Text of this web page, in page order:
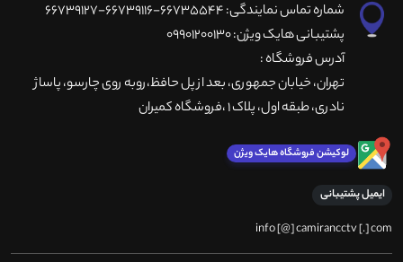
شماره تماس نمایندگی: 66735544-66739116-66739127
پشتیبانی هایک ویژن: 09901200130
آدرس فروشگاه :
تهران، خيابان جمهوری، بعد از پل حافظ،روبه روی چارسو، پاساژ
نادری، طبقه اول، پلاک 1 ،فروشگاه کمیران
لوکیشن فروشگاه هایک ویژن
ایمیل پشتیبانی
info [@] camirancctv [.] com